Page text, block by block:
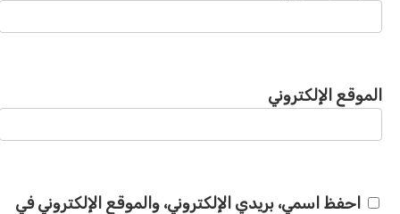
الموقع الإلكتروني
احفظ اسمي، بريدي الإلكتروني، والموقع الإلكتروني في